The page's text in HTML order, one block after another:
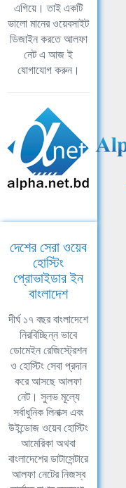
এগিয়ে। তাই একটি
ভালো মানের ওয়েবসাইট
ডিজাইন করতে আলফা
নেট এ আজ ই
যোগাযোগ করুন।
দেশের সেরা ওয়েব
হোস্টিং
প্রোভাইডার ইন
বাংলাদেশ
দীর্ঘ ১৭ বছর বাংলাদেশে
নিরবিচ্ছিন্ন ভাবে
ডোমেইন রেজিস্ট্রেশন
ও হোস্টিং সেবা প্রদান
করে আসছে আলফা
নেট। সুলভ মূল্যে
সর্বাধুনিক লিনাক্স এবং
উইন্ডোজ ওয়েব হোস্টিং
আমেরিকা অথবা
বাংলাদেশের ডাটাসেন্টারে
আলফা নেটের নিজস্ব